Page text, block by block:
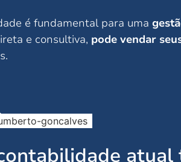
é fundamental para uma
e consultiva, pode vendar
goncalves
atual